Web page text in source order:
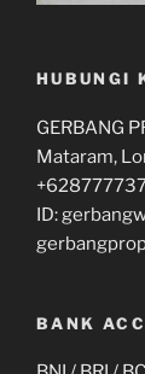
HUBUNGI
GERBANG
Mataram,
ID:
BANK